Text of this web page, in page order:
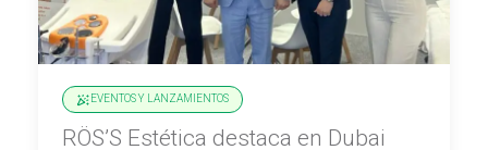
EVENTOS Y LANZAMIENTOS
RÖS’S Estética destaca en Dubai